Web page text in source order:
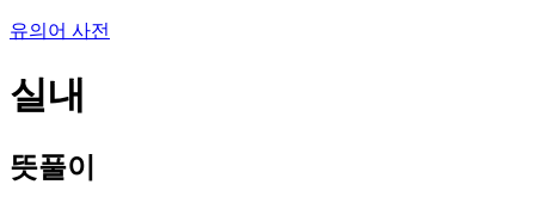
유의어 사전
실내
뜻풀이